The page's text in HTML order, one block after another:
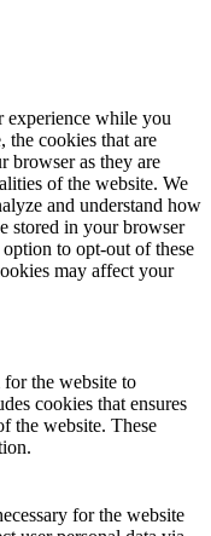
experience while you
the cookies that are
browser as they are
of the website. We
and understand how
stored in your browser
to opt-out of these
may affect your
for the website to
cookies that ensures
the website. These
for the website